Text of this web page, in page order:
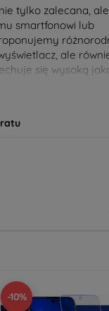
tylko zalecana, ale
smartfonowi lub
ale
się wysoką
Twój
-10%